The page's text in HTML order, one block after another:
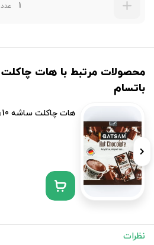
عدد
باتسام
هات چاکلت ساشه 10عددی باتسام
نظرات